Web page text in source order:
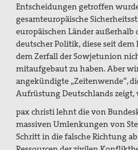
Entscheidungen getroffen
gesamteuropäische
europäischen Länder außerhalb
deutscher Politik, diese seit
dem Zerfall der Sowjetunion
mitaufgebaut zu haben. Aber
angekündigte „Zeitenwende“,
Aufrüstung Deutschlands
pax christi lehnt die von
massiven Umlenkungen von
Schritt in die falsche Richtung